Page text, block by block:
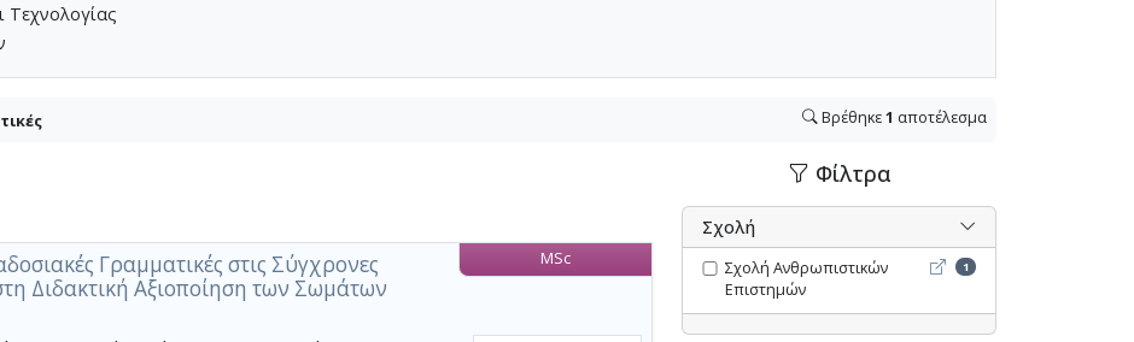
Τεχνολογίας
Βρέθηκε1 αποτέλεσμα
Γραμματικές στις Σύγχρονες
Διδακτική Αξιοποίηση των Σωμάτων
MSc
Φίλτρα
Σχολή
Σχολή Ανθρωπιστικών
Επιστημών
Σχολή Ανθρωπιστικών
1